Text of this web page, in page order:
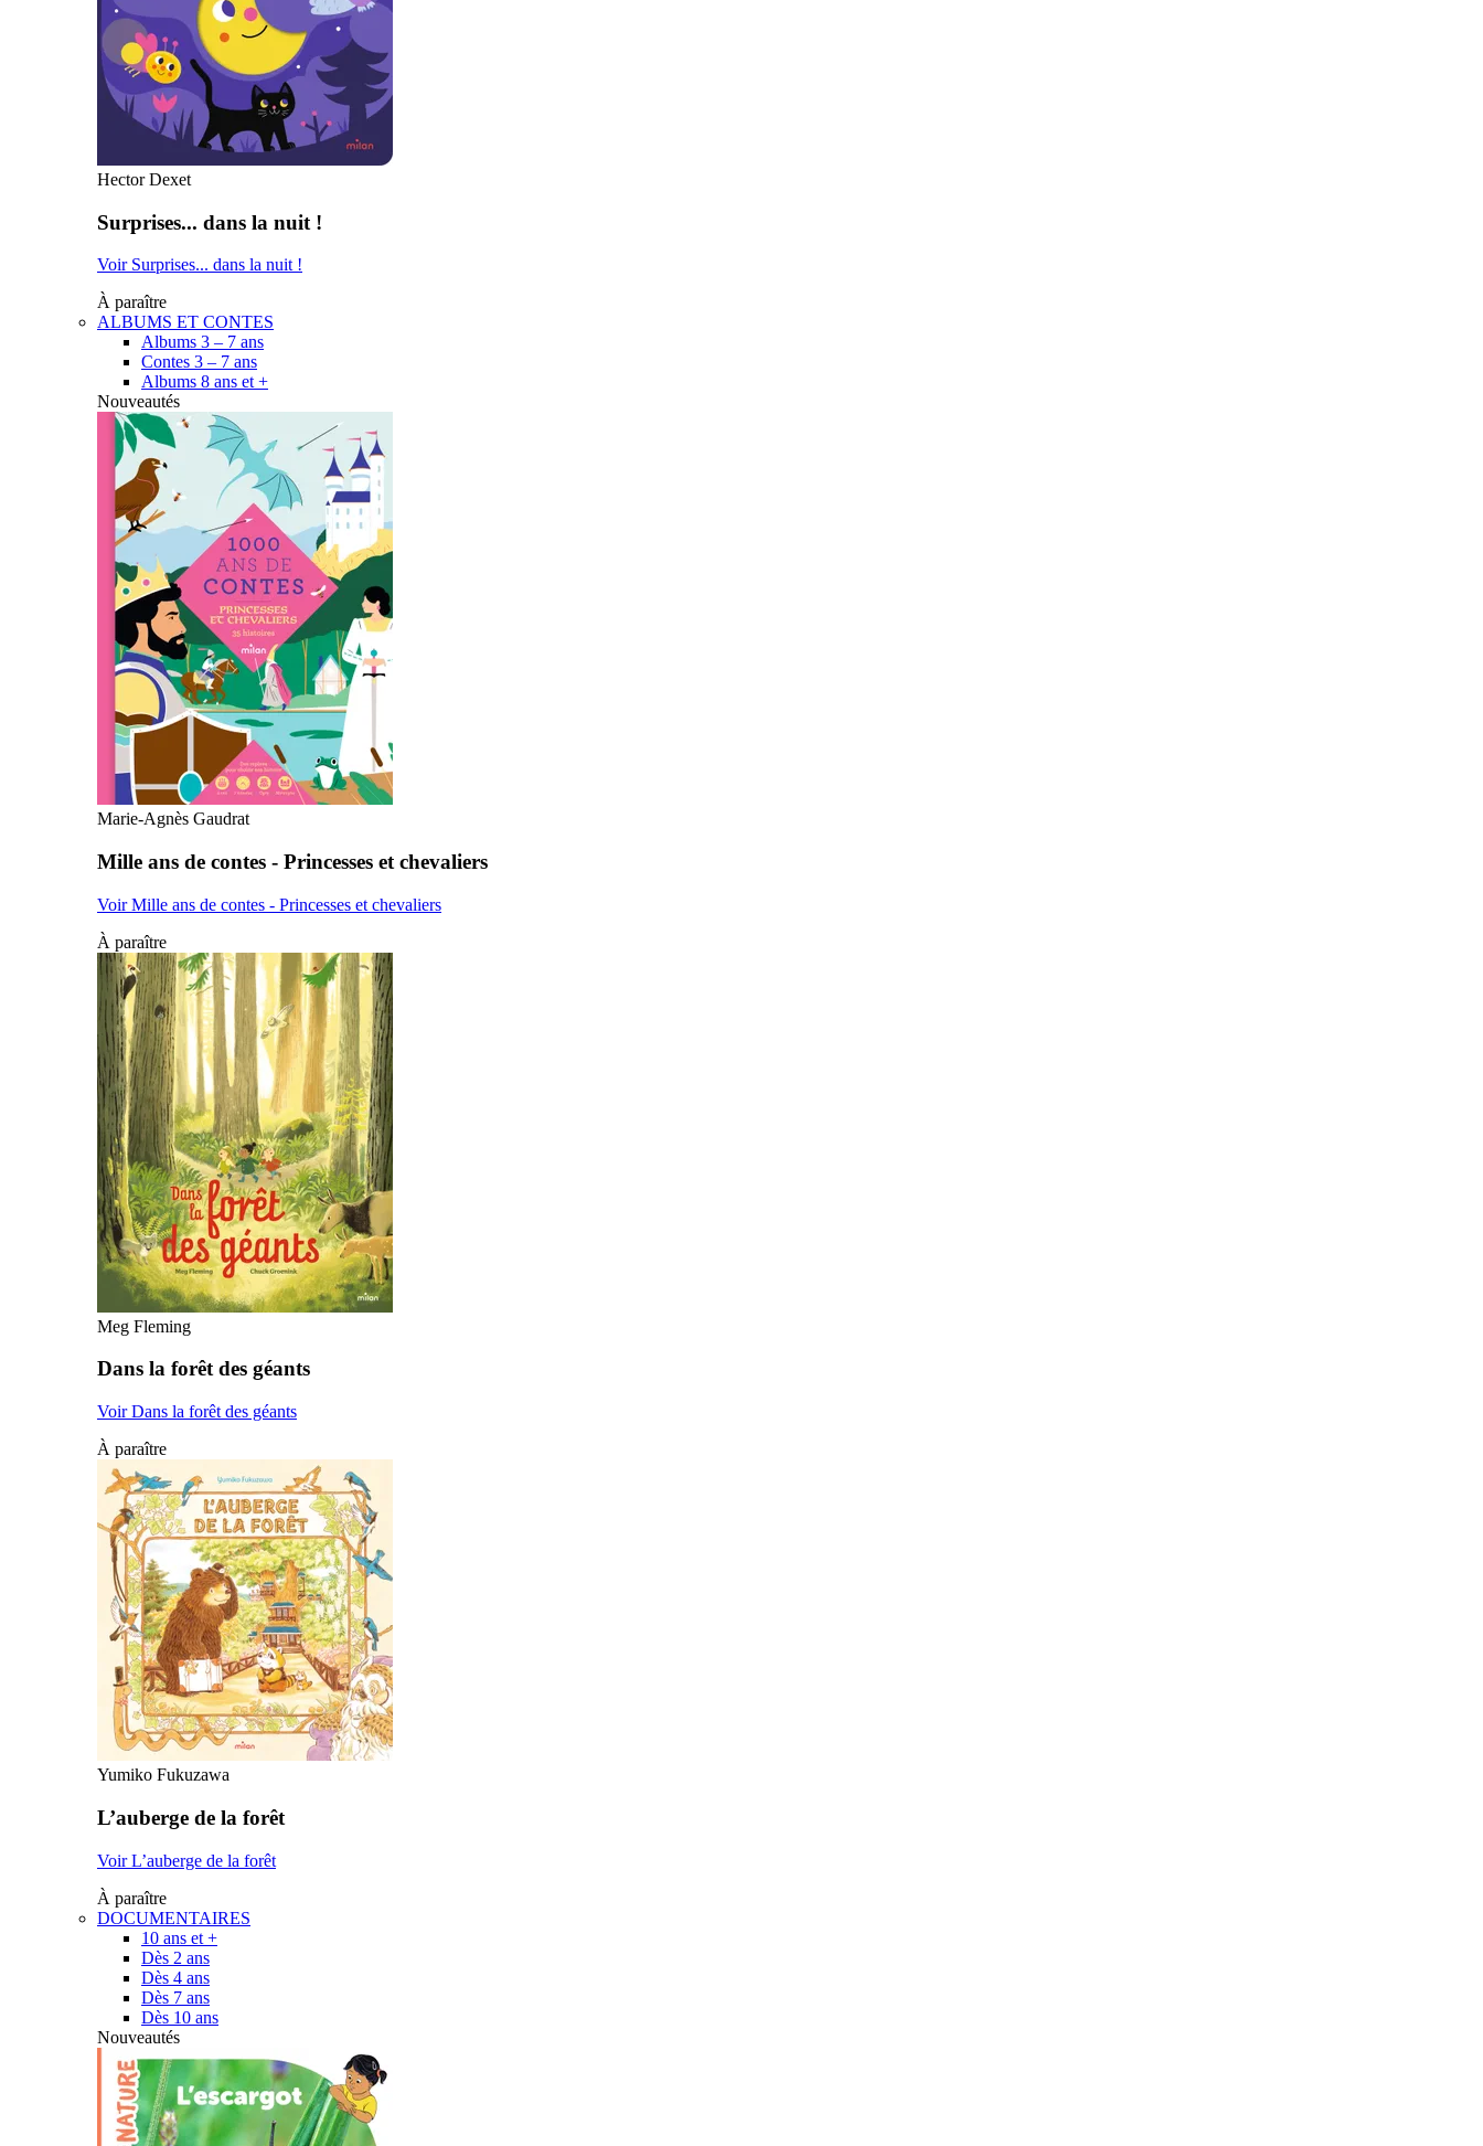
Hector Dexet
Surprises... dans la nuit !
Voir Surprises... dans la nuit !
À paraître
ALBUMS ET CONTES
Albums 3 – 7 ans
Contes 3 – 7 ans
Albums 8 ans et +
Nouveautés
Marie-Agnès Gaudrat
Mille ans de contes - Princesses et chevaliers
Voir Mille ans de contes - Princesses et chevaliers
À paraître
Meg Fleming
Dans la forêt des géants
Voir Dans la forêt des géants
À paraître
Yumiko Fukuzawa
L’auberge de la forêt
Voir L’auberge de la forêt
À paraître
DOCUMENTAIRES
10 ans et +
Dès 2 ans
Dès 4 ans
Dès 7 ans
Dès 10 ans
Nouveautés